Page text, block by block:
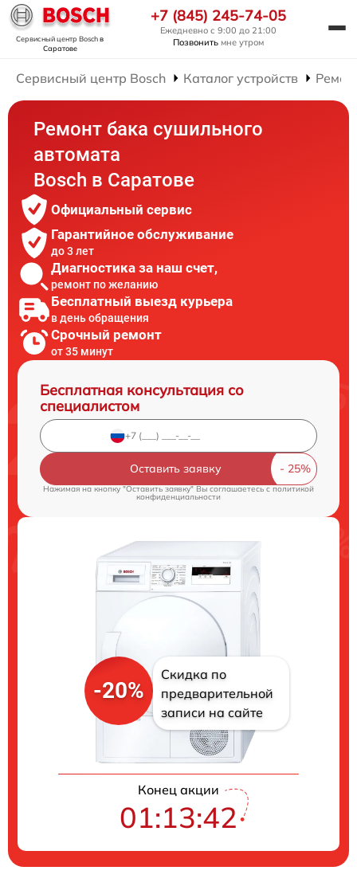
Сервисный центр Boschв
Саратове
+7 (845) 245-74-05
Ежедневно с 9:00 до 21:00
Позвонить мне утром
Сервисный центр Bosch Каталог устройств
Ремонт бака сушильного
автомата
Bosch в Саратове
Официальный сервис
Гарантийное обслуживание
до 3 лет
Диагностика за наш счет,
ремонт по желанию
Бесплатный выезд курьера
в день обращения
Срочный ремонт
от 35 минут
Бесплатная консультация со
специалистом
Оставить заявку
Нажимая на кнопку "Оставить заявку" Вы соглашаетесь cполитикой
конфиденциальности
-20%
Скидка по
предварительной
записи на сайте
Конец акции
01:13:41